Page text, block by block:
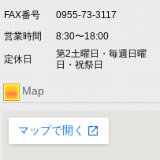
FAX番号
0955-73-3117
営業時間
8:30〜18:00
定休日
第2土曜日・毎週日曜
日・祝祭日
Map